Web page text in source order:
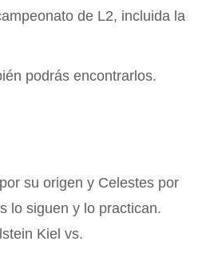
de L2, incluida la
podrás encontrarlos.
su origen y Celestes por
lo siguen y lo practican.
Kiel vs.